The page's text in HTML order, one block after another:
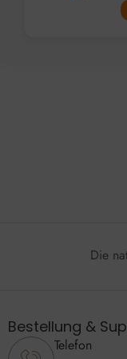
Die
Bestellung &
Telefon